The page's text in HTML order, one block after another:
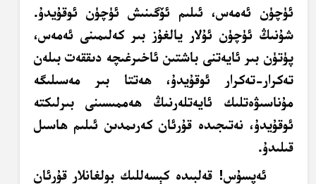
ئۈچۈن ئەمەس، ئىلىم ئۆگىنىش ئۈچۈن ئوقۇيدۇ.
شۇنىڭ ئۈچۈن ئۇلار يالغۇز بىر كەلىمىنى ئەمەس،
پۈتۈن بىر ئايەتنى باشتىن ئاخىرغىچە دىققەت بىلەن
تەكرار-تەكرار ئوقۇيدۇ، ھەتتا بىر مەسىلىگە
مۇناسىۋەتلىك ئايەتلەرنىڭ ھەممىسىنى بىرلىكتە
ئوقۇيدۇ، نەتىجىدە قۇرئان كەرىمدىن ئىلىم ھاسىل
قىلىدۇ.
ئەپسۇس! قەلبىدە كېسەللىك بولغانلار قۇرئان